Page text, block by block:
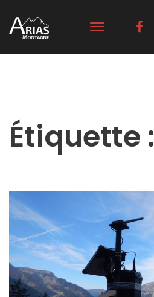
Étiquette :